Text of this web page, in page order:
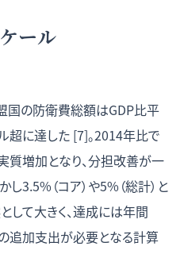
ール
国の防衛費総額はGDP比平
超に達した [7]。2014年比で
質増加となり、分担改善が一
3.5%（コア）や5%（総計）と
して大きく、達成には年間
追加支出が必要となる計算